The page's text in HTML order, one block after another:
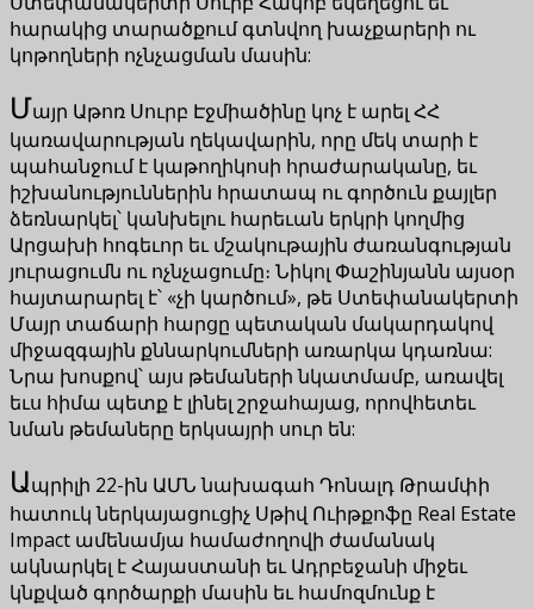
հարակից տարածքում գտնվող խաչքարերի ու
կոթողների ոչնչացման մասին:
Մայր Աթոռ Սուրբ Էջմիածինը կոչ է արել ՀՀ
կառավարության ղեկավարին, որը մեկ տարի է
պահանջում է կաթողիկոսի հրաժարականը, եւ
իշխանություններին հրատապ ու գործուն քայլեր
ձեռնարկել՝ կանխելու հարեւան երկրի կողմից
Արցախի հոգեւոր եւ մշակութային ժառանգության
յուրացումն ու ոչնչացումը։ Նիկոլ Փաշինյանն այսօր
հայտարարել է՝ «չի կարծում», թե Ստեփանակերտի
Մայր տաճարի հարցը պետական մակարդակով
միջազգային քննարկումների առարկա կդառնա:
Նրա խոսքով՝ այս թեմաների նկատմամբ, առավել
եւս հիմա պետք է լինել շրջահայաց, որովհետեւ
նման թեմաները երկսայրի սուր են:
Ապրիլի 22-ին ԱՄՆ նախագահ Դոնալդ Թրամփի
հատուկ ներկայացուցիչ Սթիվ Ուիթքոֆը Real Estate
Impact ամենամյա համաժողովի ժամանակ
ակնարկել է Հայաստանի եւ Ադրբեջանի միջեւ
կնքված գործարքի մասին եւ համոզմունք է